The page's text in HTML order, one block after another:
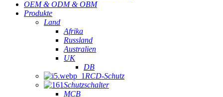
OEM & ODM & OBM
Produkte
Land
Afrika
Russland
Australien
UK
DB
RCD-Schutz
Schutzschalter
MCB